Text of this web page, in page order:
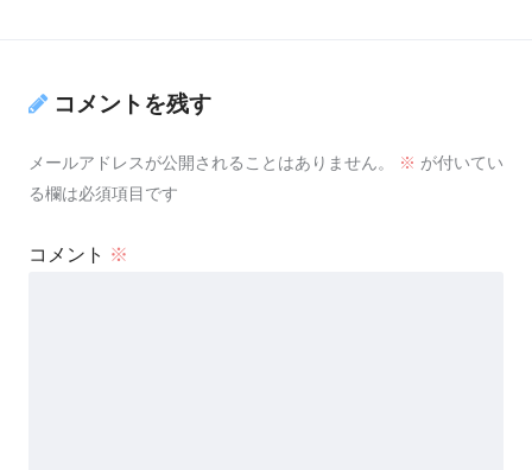
コメントを残す
メールアドレスが公開されることはありません。 ※ が付いてい
る欄は必須項目です
コメント ※